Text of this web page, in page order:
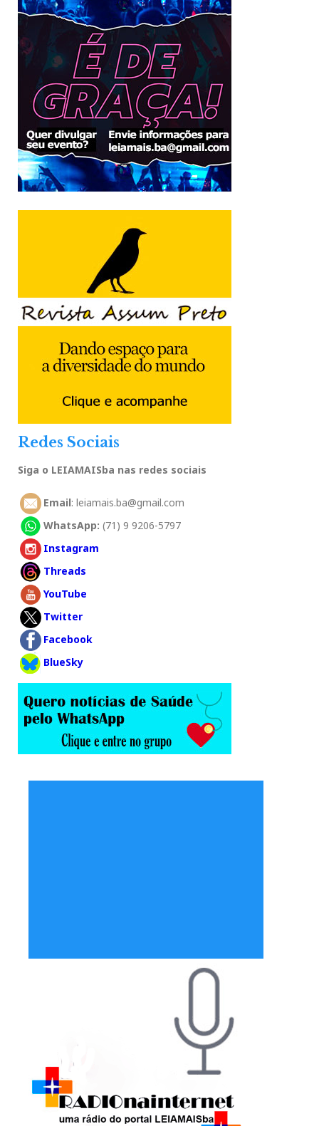
Redes Sociais
Siga o LEIAMAISba nas redes sociais
Email: leiamais.ba@gmail.com
WhatsApp: (71) 9 9206-5797
Instagram
Threads
YouTube
Twitter
Facebook
BlueSky